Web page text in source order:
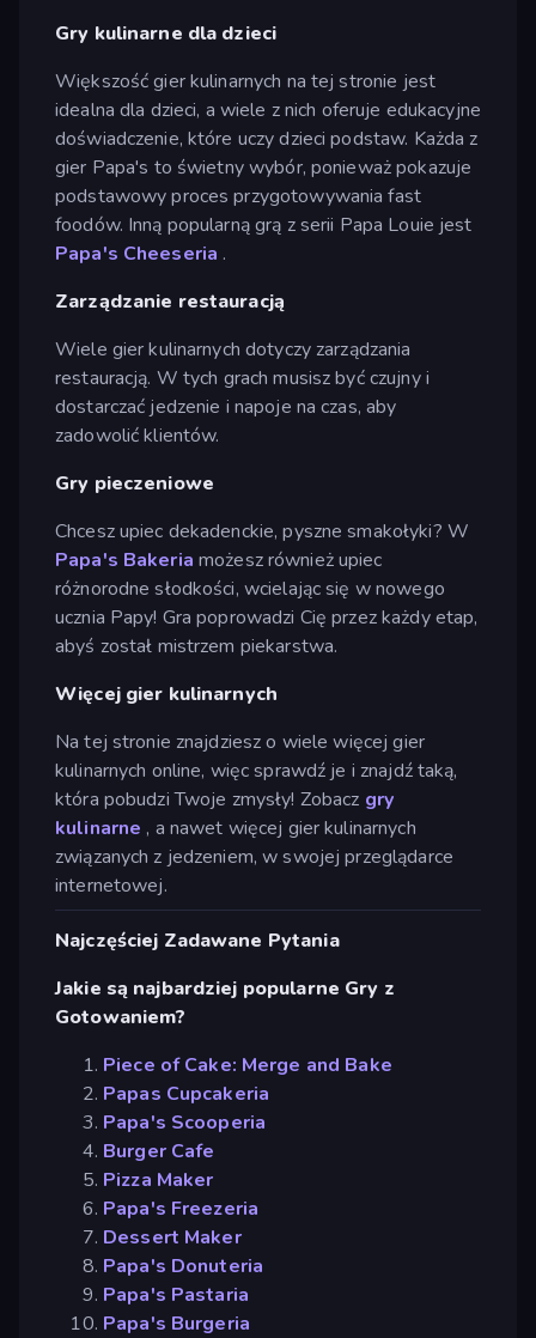
Gry kulinarne dla dzieci
Większość gier kulinarnych na tej stronie jest
idealna dla dzieci, a wiele z nich oferuje edukacyjne
doświadczenie, które uczy dzieci podstaw. Każda z
gier Papa's to świetny wybór, ponieważ pokazuje
podstawowy proces przygotowywania fast
foodów. Inną popularną grą z serii Papa Louie jest
Papa's Cheeseria .
Zarządzanie restauracją
Wiele gier kulinarnych dotyczy zarządzania
restauracją. W tych grach musisz być czujny i
dostarczać jedzenie i napoje na czas, aby
zadowolić klientów.
Gry pieczeniowe
Chcesz upiec dekadenckie, pyszne smakołyki? W
Papa's Bakeria możesz również upiec
różnorodne słodkości, wcielając się w nowego
ucznia Papy! Gra poprowadzi Cię przez każdy etap,
abyś został mistrzem piekarstwa.
Więcej gier kulinarnych
Na tej stronie znajdziesz o wiele więcej gier
kulinarnych online, więc sprawdź je i znajdź taką,
która pobudzi Twoje zmysły! Zobacz gry
kulinarne , a nawet więcej gier kulinarnych
związanych z jedzeniem, w swojej przeglądarce
internetowej.
Najczęściej Zadawane Pytania
Jakie są najbardziej popularne Gry z
Gotowaniem?
Piece of Cake: Merge and Bake
Papas Cupcakeria
Papa's Scooperia
Burger Cafe
Pizza Maker
Papa's Freezeria
Dessert Maker
Papa's Donuteria
Papa's Pastaria
Papa's Burgeria